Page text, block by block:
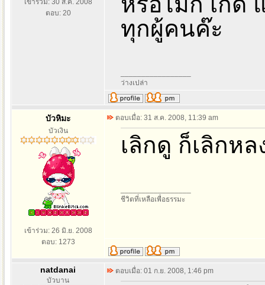
เข้าร่วม: 30 ส.ค. 2008
ตอบ: 20
ทุกผู้คนค๊ะ
ว่างเปล่า
บัวหิมะ
บัวเงิน
เข้าร่วม: 26 มิ.ย. 2008
ตอบ: 1273
ตอบเมื่อ: 31 ส.ค. 2008, 11:39 am
เลิกดู ก็เลิกห
ชีวิตที่เหลือเพื่อธรรมะ
natdanai
บัวบาน
ตอบเมื่อ: 01 ก.ย. 2008, 1:46 pm